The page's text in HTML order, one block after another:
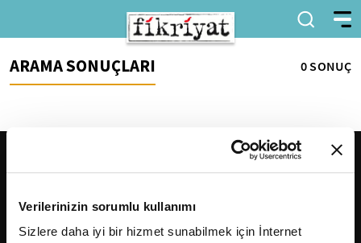
Verilerinizin sorumlu kullanımı
Sizlere daha iyi bir hizmet sunabilmek için İnternet
ARAMA SONUÇLARI 0 SONUÇ